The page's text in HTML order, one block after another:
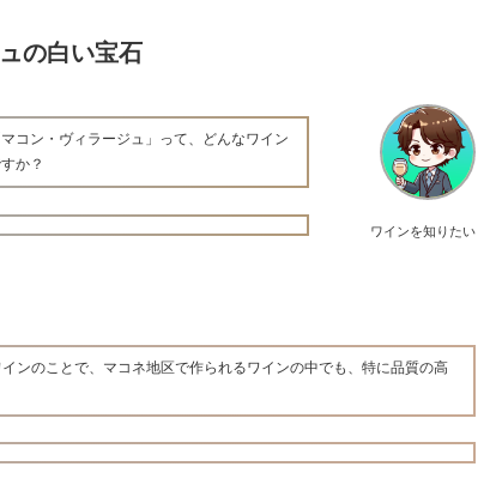
の白い宝石
ワインを知りたい
コン・ヴィラージュ」って、どんなワイン
か？
ンのことで、マコネ地区で作られるワインの中でも、特に品質の高